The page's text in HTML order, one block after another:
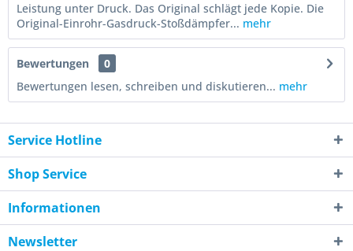
Leistung unter Druck. Das Original schlägt jede Kopie. Die
Original-Einrohr-Gasdruck-Stoßdämpfer... mehr
Bewertungen
0
Bewertungen lesen, schreiben und diskutieren... mehr
Service Hotline
Shop Service
Informationen
Newsletter